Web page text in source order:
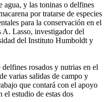
agua, y las toninas o delfines
por tratarse de especies
para la conservación en el
A. Lasso, investigador del
del Instituto Humboldt y
rosados y nutrias en el
varias salidas de campo y
que contará con el apoyo
el estudio de estas dos